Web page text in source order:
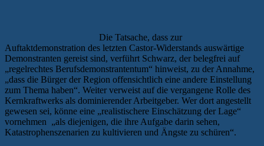
Die Tatsache, dass zur
Auftaktdemonstration des letzten Castor-Widerstands auswärtige
Demonstranten gereist sind, verführt Schwarz, der belegfrei auf
„regelrechtes Berufsdemonstrantentum“ hinweist, zu der Annahme,
„dass die Bürger der Region offensichtlich eine andere Einstellung
zum Thema haben“. Weiter verweist auf die vergangene Rolle des
Kernkraftwerks als dominierender Arbeitgeber. Wer dort angestellt
gewesen sei, könne eine „realistischere Einschätzung der Lage“
vornehmen „als diejenigen, die ihre Aufgabe darin sehen,
Katastrophenszenarien zu kultivieren und Ängste zu schüren“.